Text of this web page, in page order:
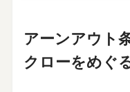
アーンアウト
クローをめぐ